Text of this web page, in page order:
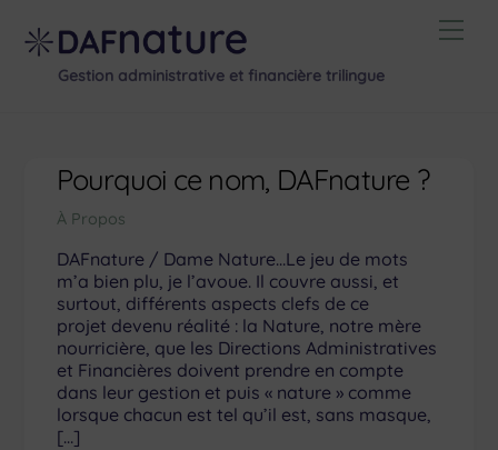
content
Gestion administrative et financière trilingue
Pourquoi ce nom, DAFnature ?
À Propos
DAFnature / Dame Nature…Le jeu de mots
m’a bien plu, je l’avoue. Il couvre aussi, et
surtout, différents aspects clefs de ce
projet devenu réalité : la Nature, notre mère
nourricière, que les Directions Administratives
et Financières doivent prendre en compte
dans leur gestion et puis « nature » comme
lorsque chacun est tel qu’il est, sans masque,
[…]